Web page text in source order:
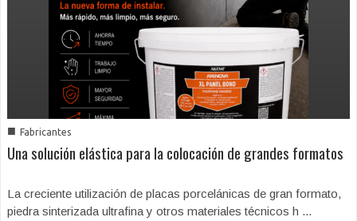
■ Fabricantes
Una solución elástica para la colocación de grandes formatos
La creciente utilización de placas porcelánicas de gran formato,
piedra sinterizada ultrafina y otros materiales técnicos h ...